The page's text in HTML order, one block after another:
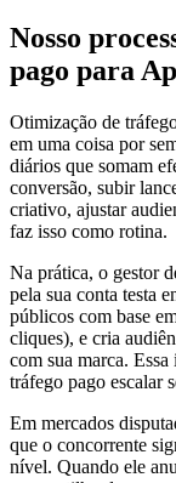
Nosso
pago para
Otimização de
em uma coisa por
diários que somam
conversão, subir
criativo, ajustar
faz isso como rotina.
Na prática, o gestor
pela sua conta testa
públicos com base
cliques), e cria
com sua marca.
tráfego pago escalar
Em mercados
que o concorrente
nível. Quando ele